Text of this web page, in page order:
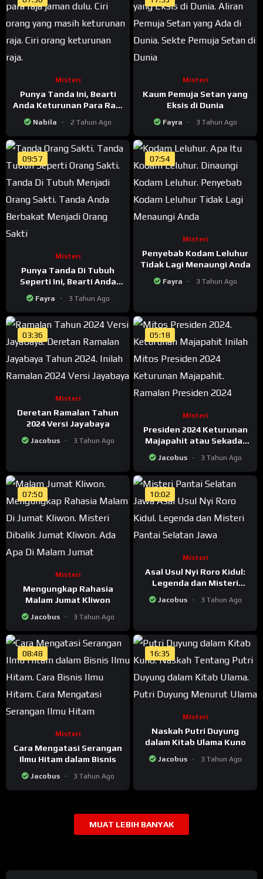
Misteri
Punya Tanda Ini, Bearti
Anda Keturunan Para Raja
Nabila 2 Tahun Ago
Misteri
Kaum Pemuja Setan yang
Eksis di Dunia
Fayra 3 Tahun Ago
09:57
Misteri
Punya Tanda Di Tubuh
Seperti Ini, Bearti Anda
Berbakat Menjadi Orang
Sakti
Fayra 3 Tahun Ago
07:54
Misteri
Penyebab Kodam Leluhur
Tidak Lagi Menaungi Anda
Fayra 3 Tahun Ago
03:36
Misteri
Deretan Ramalan Tahun
2024 Versi Jayabaya
Jacobus 3 Tahun Ago
05:18
Misteri
Presiden 2024 Keturunan
Majapahit atau Sekadar
Jacobus 3 Tahun Ago
07:50
Misteri
Mengungkap Rahasia
Malam Jumat Kliwon
Jacobus 3 Tahun Ago
10:02
Misteri
Asal Usul Nyi Roro Kidul:
Legenda dan Misteri
Pantai Selatan Jawa
Jacobus 3 Tahun Ago
08:48
Misteri
Cara Mengatasi Serangan
Ilmu Hitam dalam Bisnis
Jacobus 3 Tahun Ago
16:35
Misteri
Naskah Putri Duyung
dalam Kitab Ulama Kuno
Jacobus 3 Tahun Ago
MUAT LEBIH BANYAK